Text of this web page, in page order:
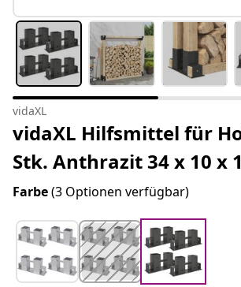
vidaXL
vidaXL Hilfsmittel für
Stk. Anthrazit 34 x 10 x
Farbe(3 Optionen verfügbar)